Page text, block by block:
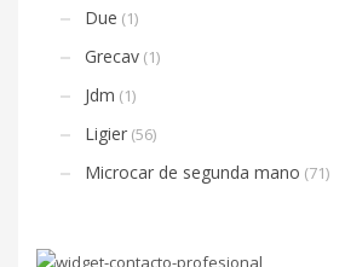
Due (1)
Grecav (1)
Jdm (1)
Ligier (56)
Microcar de segunda mano (71)